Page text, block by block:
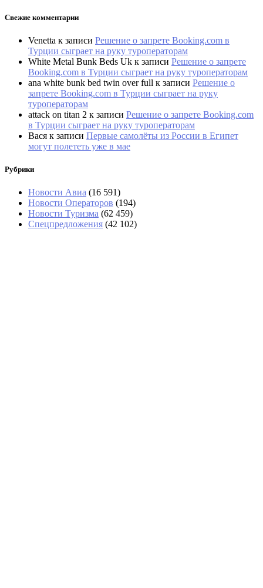
Свежие комментарии
Venetta к записи Решение о запрете Booking.com в
Турции сыграет на руку туроператорам
White Metal Bunk Beds Uk к записи Решение о запрете
Booking.com в Турции сыграет на руку туроператорам
ana white bunk bed twin over full к записи Решение о
запрете Booking.com в Турции сыграет на руку
туроператорам
attack on titan 2 к записи Решение о запрете Booking.com
в Турции сыграет на руку туроператорам
Вася к записи Первые самолёты из России в Египет
могут полететь уже в мае
Рубрики
Новости Авиа (16 591)
Новости Операторов (194)
Новости Туризма (62 459)
Спецпредложения (42 102)